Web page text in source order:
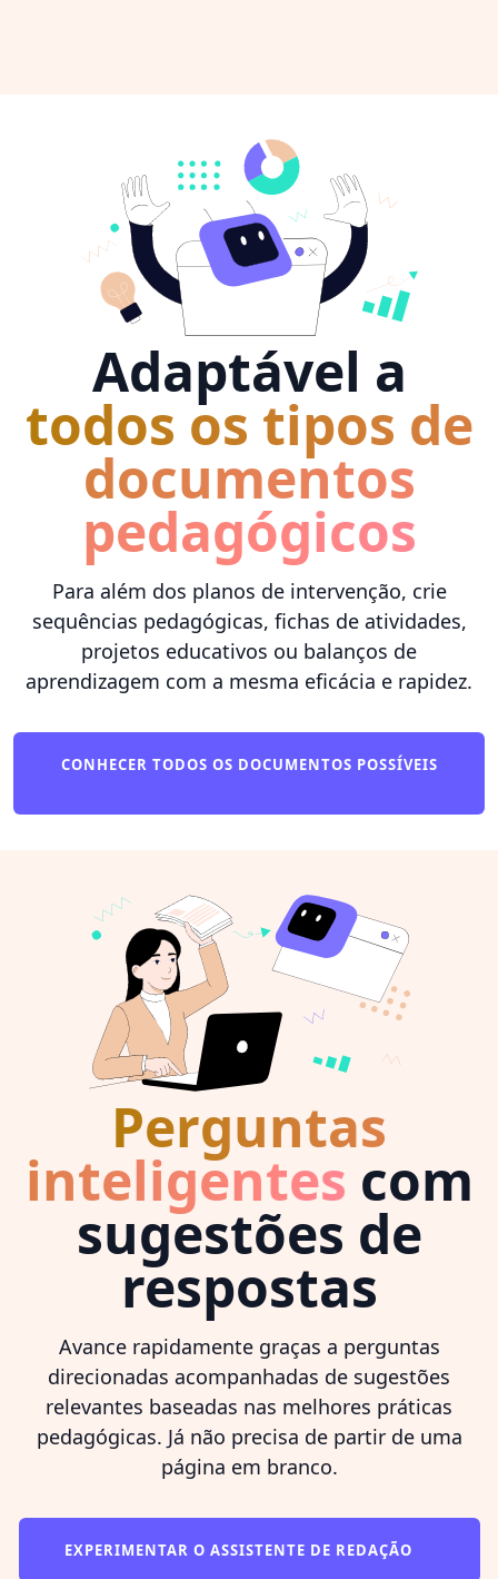
Adaptável a
todos os tipos de
documentos
pedagógicos
Para além dos planos de intervenção, crie
sequências pedagógicas, fichas de atividades,
projetos educativos ou balanços de
aprendizagem com a mesma eficácia e rapidez.
CONHECER TODOS OS DOCUMENTOS POSSÍVEIS
Perguntas
inteligentes com
sugestões de
respostas
Avance rapidamente graças a perguntas
direcionadas acompanhadas de sugestões
relevantes baseadas nas melhores práticas
pedagógicas. Já não precisa de partir de uma
página em branco.
EXPERIMENTAR O ASSISTENTE DE REDAÇÃO